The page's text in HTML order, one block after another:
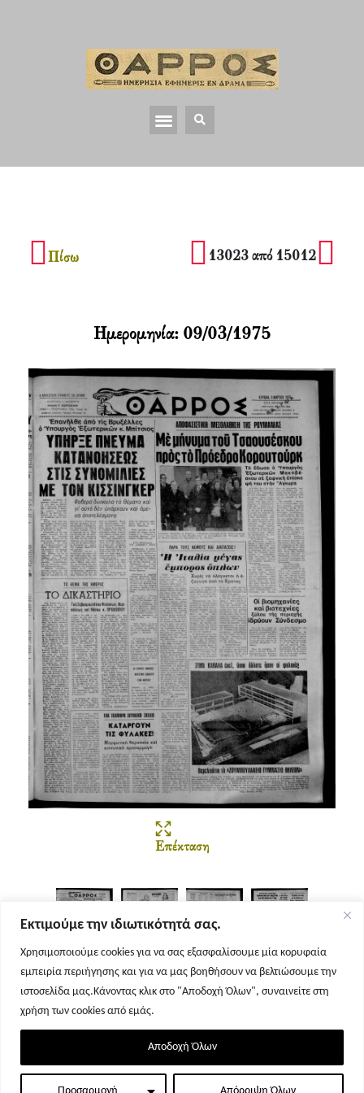
Εκτιμούμε την ιδιωτικότητά σας.
Χρησιμοποιούμε cookies για να σας εξασφαλίσουμε μία κορυφαία
εμπειρία περιήγησης και για να μας βοηθήσουν να βελτιώσουμε την
ιστοσελίδα μας.Κάνοντας κλικ στο "Αποδοχή Όλων", συναινείτε στη
χρήση των cookies από εμάς.
Προσαρμογή Απόρριψη Όλων
Αποδοχή Όλων
Πίσω 13023 από 15012
Επέκταση
Σελίδα 1 Σελίδα 2 Σελίδα 3 Σελίδα 4
Ημερομηνία: 09/03/1975